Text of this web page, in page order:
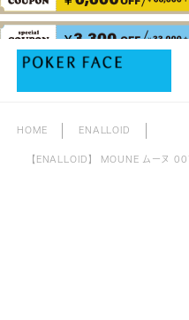
HOME ENALLOID
【ENALLOID】 MOUNE ムーヌ